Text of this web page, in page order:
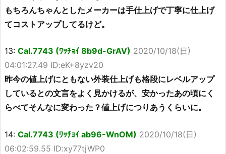
もちろんちゃんとしたメーカーは手仕上げで丁寧に仕上げ
てコストアップしてるけど。
13: Cal.7743 (ﾜｯﾁｮｲ 8b9d-GrAV) 2020/10/18(日)
04:01:27.49 ID:eK+8yzv20
昨今の値上げにともない外装仕上げも格段にレベルアップ
しているとの文言をよく見かけるが、安かったあの頃にく
らべてそんなに変わった？値上げにつりあうくらいに。
14: Cal.7743 (ﾜｯﾁｮｲ ab96-WnOM) 2020/10/18(日)
06:02:59.55 ID:xy77tjWP0